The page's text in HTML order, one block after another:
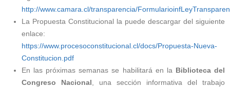
http://www.camara.cl/transparencia/
La Propuesta Constitucional la puede descargar del siguiente
enlace:
https://www.procesoconstitucional.cl/docs/Propuesta-Nueva-
Constitucion.pdf
En las próximas semanas se habilitará en la Biblioteca del
Congreso Nacional , una sección informativa del trabajo